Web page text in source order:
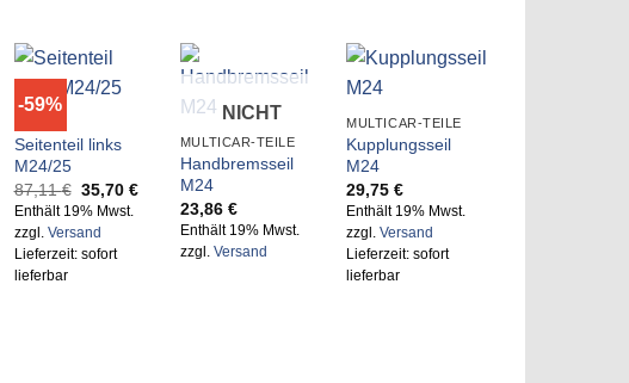
-59%
Seitenteil links
M24/25
87,11€ Ursprünglicher
Preis
war:
87,11 €
35,70 €Aktueller
35,70 €.
Enthält 19% Mwst.
zzgl. Versand
Lieferzeit: sofort
lieferbar
NICHT
VORRÄTIG
MULTICAR-TEILE
Handbremsseil
M24
23,86 €
Enthält 19% Mwst.
zzgl. Versand
MULTICAR-TEILE
Kupplungsseil
M24
29,75€
Enthält 19% Mwst.
zzgl.Versand
Lieferzeit: sofort
lieferbar